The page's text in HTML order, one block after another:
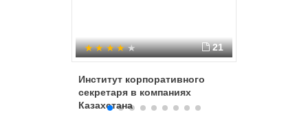
21
Институт корпоративного
секретаря в компаниях
Казахстана